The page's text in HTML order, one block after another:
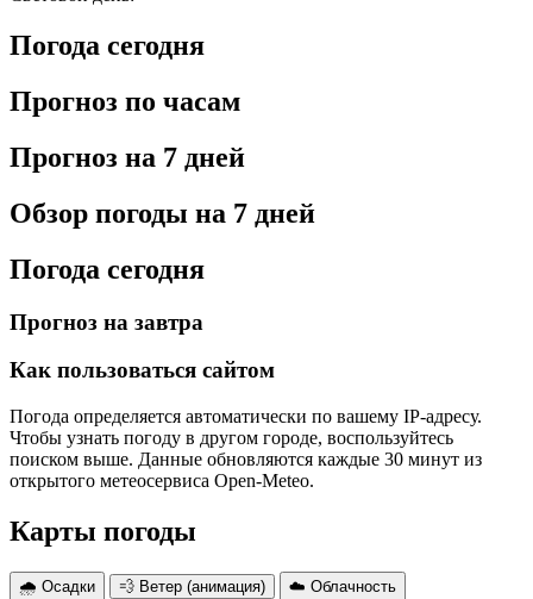
Погода сегодня
Прогноз по часам
Прогноз на 7 дней
Обзор погоды на 7 дней
Погода сегодня
Прогноз на завтра
Как пользоваться сайтом
Погода определяется автоматически по вашему IP-адресу.
Чтобы узнать погоду в другом городе, воспользуйтесь
поиском выше. Данные обновляются каждые 30 минут из
открытого метеосервиса Open-Meteo.
Карты погоды
🌧 Осадки 💨 Ветер (анимация)
☁️ Облачность